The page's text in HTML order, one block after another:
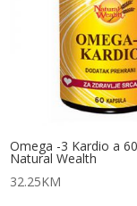
Omega -3 Kardio a
Natural Wealth
32.25KM